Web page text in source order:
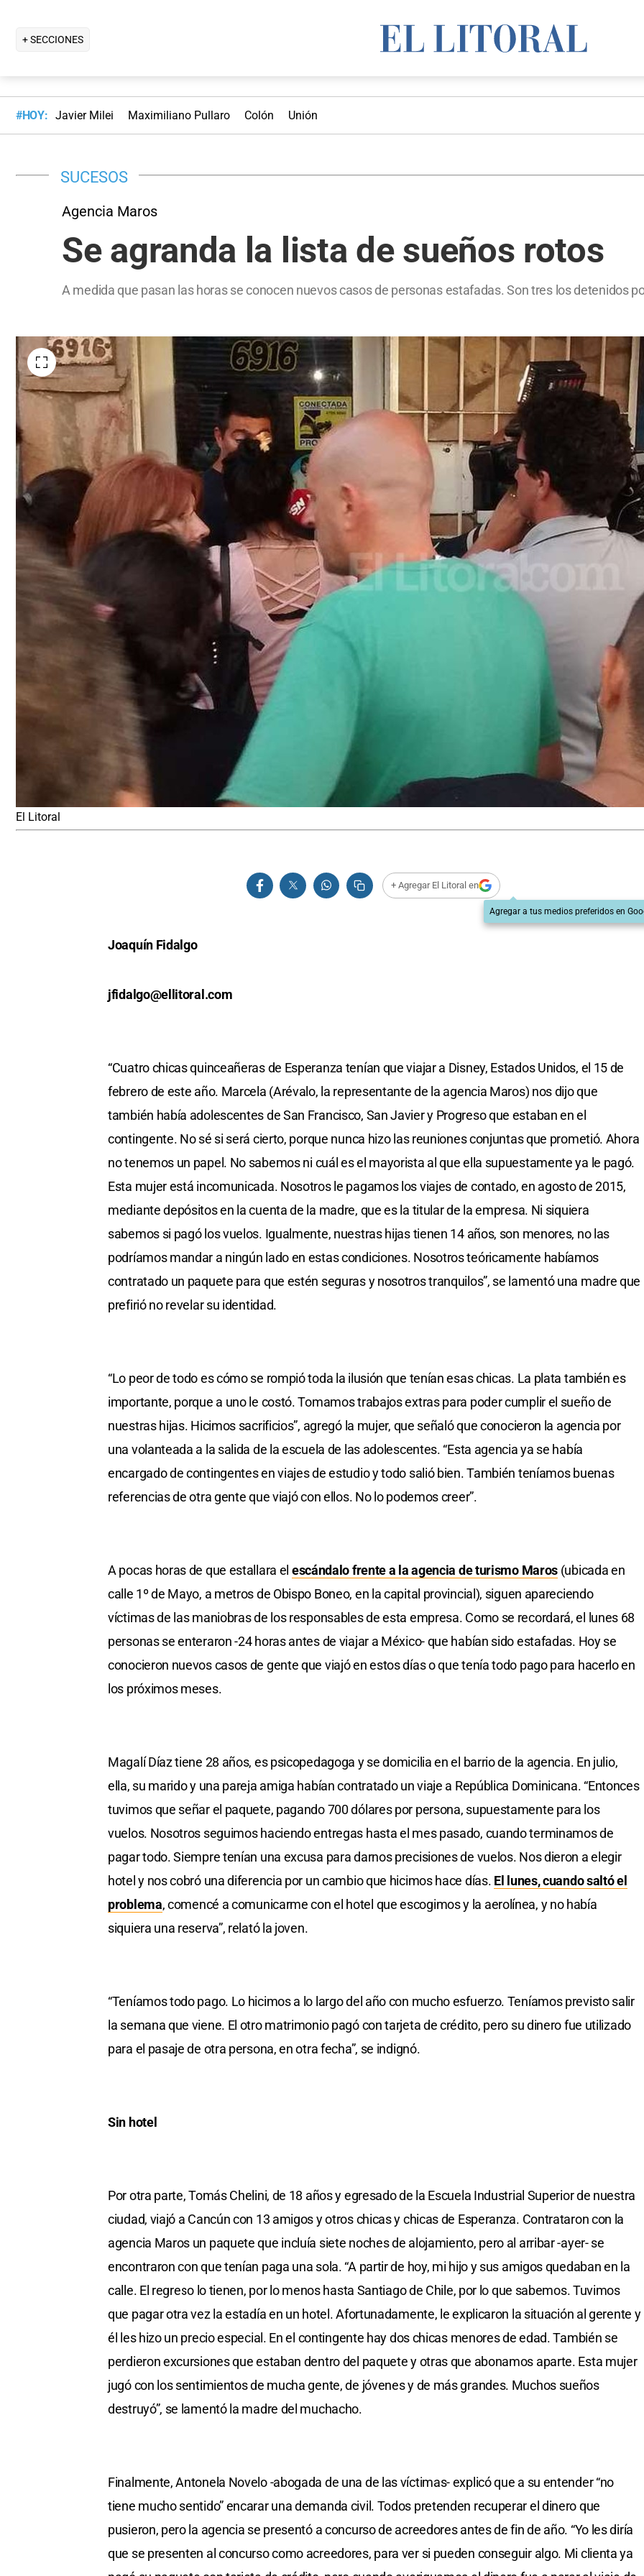
+ SECCIONES
#HOY: Javier Milei Maximiliano Pullaro Colón Unión
SUCESOS
Agencia Maros
Se agranda la lista de sueños rotos
A medida que pasan las horas se conocen nuevos casos de personas estafadas. Son tres los detenidos
El Litoral
+ Agregar El Litoral en
Agregar a tus medios preferidos en
Joaquín Fidalgo
jfidalgo@ellitoral.com
“Cuatro chicas quinceañeras de Esperanza tenían que viajar a Disney, Estados Unidos, el 15 de
febrero de este año. Marcela (Arévalo, la representante de la agencia Maros) nos dijo que
también había adolescentes de San Francisco, San Javier y Progreso que estaban en el
contingente. No sé si será cierto, porque nunca hizo las reuniones conjuntas que prometió. Ahora
no tenemos un papel. No sabemos ni cuál es el mayorista al que ella supuestamente ya le pagó.
Esta mujer está incomunicada. Nosotros le pagamos los viajes de contado, en agosto de 2015,
mediante depósitos en la cuenta de la madre, que es la titular de la empresa. Ni siquiera
sabemos si pagó los vuelos. Igualmente, nuestras hijas tienen 14 años, son menores, no las
podríamos mandar a ningún lado en estas condiciones. Nosotros teóricamente habíamos
contratado un paquete para que estén seguras y nosotros tranquilos”, se lamentó una madre que
prefirió no revelar su identidad.
“Lo peor de todo es cómo se rompió toda la ilusión que tenían esas chicas. La plata también es
importante, porque a uno le costó. Tomamos trabajos extras para poder cumplir el sueño de
nuestras hijas. Hicimos sacrificios”, agregó la mujer, que señaló que conocieron la agencia por
una volanteada a la salida de la escuela de las adolescentes. “Esta agencia ya se había
encargado de contingentes en viajes de estudio y todo salió bien. También teníamos buenas
referencias de otra gente que viajó con ellos. No lo podemos creer”.
A pocas horas de que estallara el escándalo frente a la agencia de turismo Maros (ubicada en
calle 1º de Mayo, a metros de Obispo Boneo, en la capital provincial), siguen apareciendo
víctimas de las maniobras de los responsables de esta empresa. Como se recordará, el lunes 68
personas se enteraron -24 horas antes de viajar a México- que habían sido estafadas. Hoy se
conocieron nuevos casos de gente que viajó en estos días o que tenía todo pago para hacerlo en
los próximos meses.
Magalí Díaz tiene 28 años, es psicopedagoga y se domicilia en el barrio de la agencia. En julio,
ella, su marido y una pareja amiga habían contratado un viaje a República Dominicana. “Entonces
tuvimos que señar el paquete, pagando 700 dólares por persona, supuestamente para los
vuelos. Nosotros seguimos haciendo entregas hasta el mes pasado, cuando terminamos de
pagar todo. Siempre tenían una excusa para darnos precisiones de vuelos. Nos dieron a elegir
hotel y nos cobró una diferencia por un cambio que hicimos hace días. El lunes, cuando saltó el
problema, comencé a comunicarme con el hotel que escogimos y la aerolínea, y no había
siquiera una reserva”, relató la joven.
“Teníamos todo pago. Lo hicimos a lo largo del año con mucho esfuerzo. Teníamos previsto salir
la semana que viene. El otro matrimonio pagó con tarjeta de crédito, pero su dinero fue utilizado
para el pasaje de otra persona, en otra fecha”, se indignó.
Sin hotel
Por otra parte, Tomás Chelini, de 18 años y egresado de la Escuela Industrial Superior de nuestra
ciudad, viajó a Cancún con 13 amigos y otros chicas y chicas de Esperanza. Contrataron con la
agencia Maros un paquete que incluía siete noches de alojamiento, pero al arribar -ayer- se
encontraron con que tenían paga una sola. “A partir de hoy, mi hijo y sus amigos quedaban en la
calle. El regreso lo tienen, por lo menos hasta Santiago de Chile, por lo que sabemos. Tuvimos
que pagar otra vez la estadía en un hotel. Afortunadamente, le explicaron la situación al gerente y
él les hizo un precio especial. En el contingente hay dos chicas menores de edad. También se
perdieron excursiones que estaban dentro del paquete y otras que abonamos aparte. Esta mujer
jugó con los sentimientos de mucha gente, de jóvenes y de más grandes. Muchos sueños
destruyó”, se lamentó la madre del muchacho.
Finalmente, Antonela Novelo -abogada de una de las víctimas- explicó que a su entender “no
tiene mucho sentido” encarar una demanda civil. Todos pretenden recuperar el dinero que
pusieron, pero la agencia se presentó a concurso de acreedores antes de fin de año. “Yo les diría
que se presenten al concurso como acreedores, para ver si pueden conseguir algo. Mi clienta ya